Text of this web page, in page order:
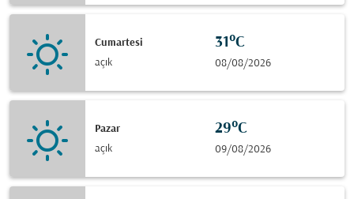
Cumartesi
açık
31°C
08/08/2026
Pazar
açık
29°C
09/08/2026